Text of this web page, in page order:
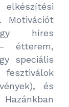
elkészítési
Motivációt
híres
étterem,
speciális
és